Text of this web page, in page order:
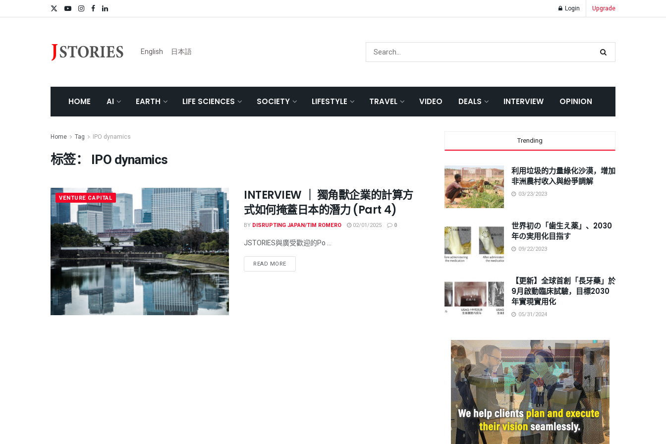
Login Upgrade
English 日本語
HOME AI EARTH LIFE SCIENCES SOCIETY LIFESTYLE TRAVEL VIDEO DEALS INTERVIEW OPINION
Home Tag IPO dynamics
标签： IPO dynamics
VENTURE CAPITAL
INTERVIEW ｜ 獨角獸企業的計算方
式如何掩蓋日本的潛力 (Part 4)
BY DISRUPTING JAPAN/TIM ROMERO 02/01/2025 0
JSTORIES與廣受歡迎的Po ...
READ MORE
Trending
利用垃圾的力量綠化沙漠，增加
非洲農村收入與紛爭調解
03/23/2023
世界初の「歯生え薬」、2030
年の実用化目指す
09/22/2023
【更新】全球首創「長牙藥」於
9月啟動臨床試驗，目標2030
年實現實用化
05/31/2024